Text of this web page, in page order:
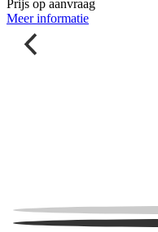
Prijs op aanvraag
Meer informatie